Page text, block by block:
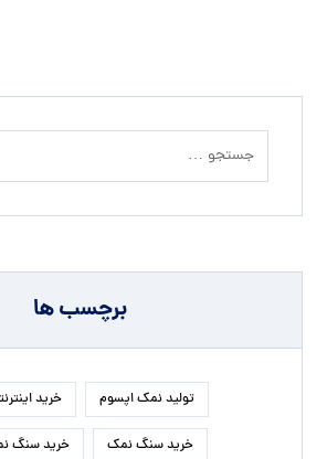
برچسب ها
تولید نمک اپسوم خرید
خرید سنگ نمک خرید سنگ